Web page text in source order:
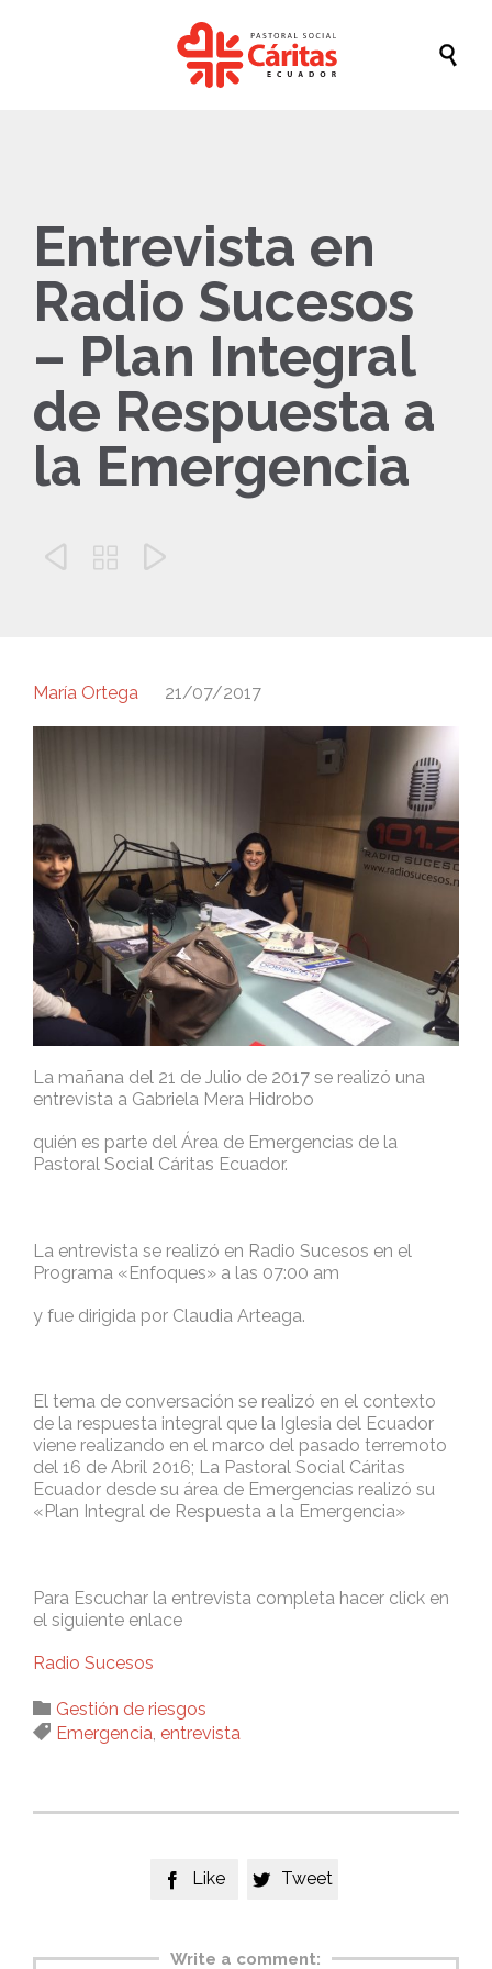

Entrevista en
Radio Sucesos
– Plan Integral
de Respuesta a
la Emergencia
  
María Ortega 21/07/2017
La mañana del 21 de Julio de 2017 se realizó una
entrevista a Gabriela Mera Hidrobo
quién es parte del Área de Emergencias de la
Pastoral Social Cáritas Ecuador.
La entrevista se realizó en Radio Sucesos en el
Programa «Enfoques» a las 07:00 am
y fue dirigida por Claudia Arteaga.
El tema de conversación se realizó en el contexto
de la respuesta integral que la Iglesia del Ecuador
viene realizando en el marco del pasado terremoto
del 16 de Abril 2016; La Pastoral Social Cáritas
Ecuador desde su área de Emergencias realizó su
«Plan Integral de Respuesta a la Emergencia»
Para Escuchar la entrevista completa hacer click en
el siguiente enlace
Radio Sucesos
 Category
Gestión de riesgos
 Tags
Emergencia, entrevista
 Like  Tweet
Write a comment: